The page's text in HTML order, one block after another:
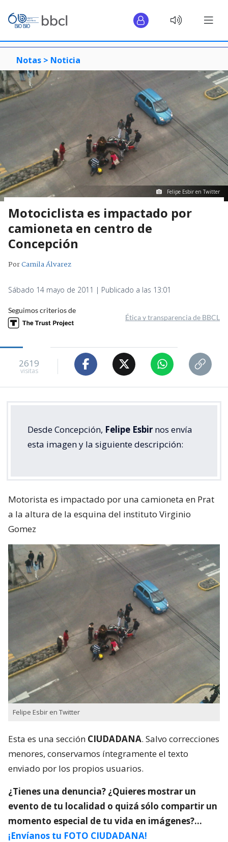
Notas > Noticia
Felipe Esbir en Twitter
Motociclista es impactado por
camioneta en centro de
Concepción
PorCamila Álvarez
Sábado 14 mayo de 2011 | Publicado a las 13:01
Seguimos criterios de
Ética y transparencia de BBCL
2619
visitas
Desde Concepción, Felipe Esbir nos envía
esta imagen y la siguiente descripción:
Motorista es impactado por una camioneta en Prat
a la altura de la esquina del instituto Virginio
Gomez
Felipe Esbir en Twitter
Esta es una sección CIUDADANA. Salvo correcciones
menores, conservamos íntegramente el texto
enviado por los propios usuarios.
¿Tienes una denuncia? ¿Quieres mostrar un
evento de tu localidad o quizá sólo compartir un
momento especial de tu vida en imágenes?…
¡Envíanos tu FOTO CIUDADANA!